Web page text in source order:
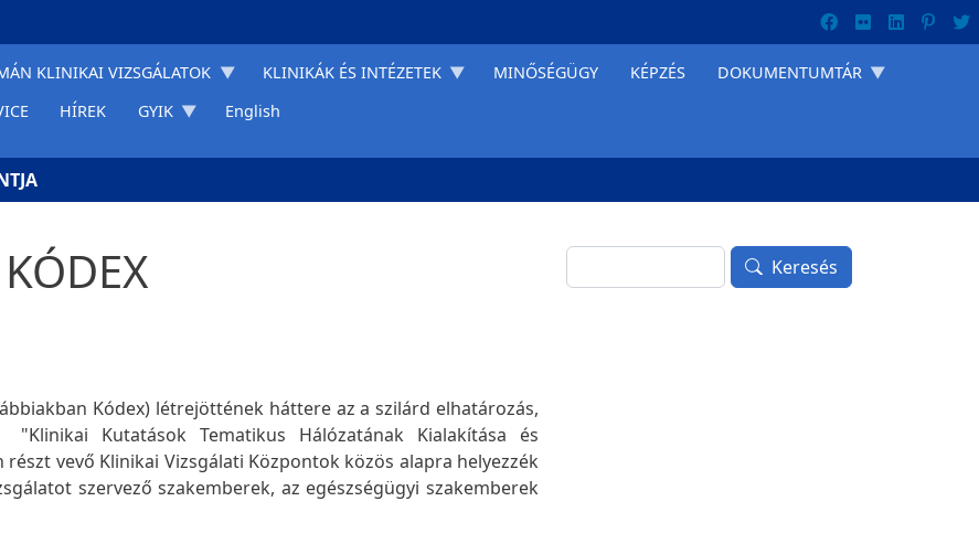
KLINIKAI VIZSGÁLATOK KLINIKÁK ÉS INTÉZETEK MINŐSÉGÜGY KÉPZÉS
DOKUMENTUMTÁR
HÍREK GYIK English
Kódex) létrejöttének háttere az a szilárd elhatározás,
"Klinikai Kutatások Tematikus Hálózatának Kialakítása és
vevő Klinikai Vizsgálati Központok közös alapra helyezzék
szervező szakemberek, az egészségügyi szakemberek
Keresés Keresés